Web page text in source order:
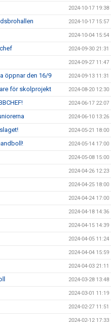
2024-10-17 19:38
2024-10-17 15:57
2024-10-04 15:54
2024-09-30 21:31
2024-09-27 11:47
öppnar den 16/9 2024-09-13 11:31
för skolprojekt 2024-08-20 12:30
2024-06-17 22:07
2024-06-10 13:26
2024-05-21 18:00
2024-05-14 17:00
2024-05-08 15:00
2024-04-26 12:23
2024-04-25 18:00
2024-04-24 17:00
2024-04-18 14:36
2024-04-15 14:39
2024-04-05 11:24
2024-04-04 15:59
2024-04-03 21:11
2024-03-28 13:48
2024-03-01 11:19
2024-02-27 11:51
2024-02-12 17:33